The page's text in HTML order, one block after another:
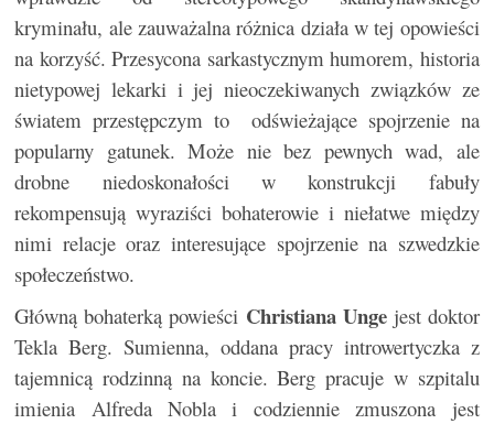
kryminału, ale zauważalna różnica działa w tej opowieści
na korzyść. Przesycona sarkastycznym humorem, historia
nietypowej lekarki i jej nieoczekiwanych związków ze
światem przestępczym to odświeżające spojrzenie na
popularny gatunek. Może nie bez pewnych wad, ale
drobne niedoskonałości w konstrukcji fabuły
rekompensują wyraziści bohaterowie i niełatwe między
nimi relacje oraz interesujące spojrzenie na szwedzkie
społeczeństwo.
Główną bohaterką powieści Christiana Ungejest doktor
Tekla Berg. Sumienna, oddana pracy introwertyczka z
tajemnicą rodzinną na koncie. Berg pracuje w szpitalu
imienia Alfreda Nobla i codziennie zmuszona jest